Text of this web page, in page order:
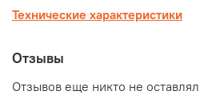
Технические характеристики
Отзывы
Отзывов еще никто не оставлял